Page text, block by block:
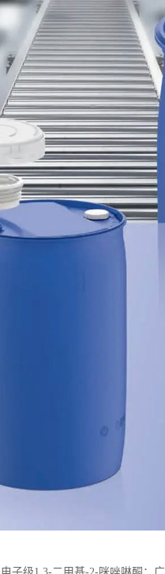
子级1,3-二甲基-2-咪唑啉酮；